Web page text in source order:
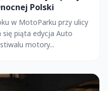
Polski
w MotoParku przy ulicy
się piąta edycja Auto
motory...